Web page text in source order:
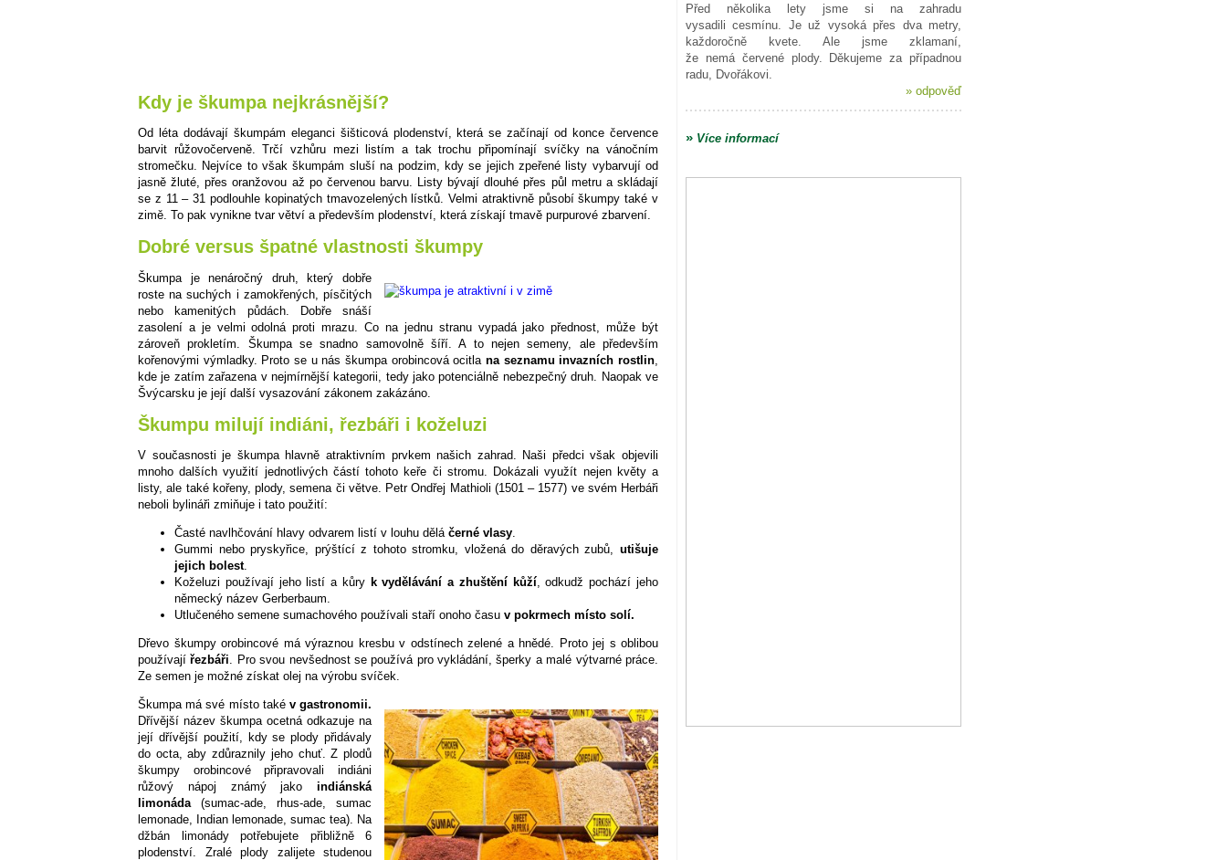
Kdy je škumpa nejkrásnější?
Od léta dodávají škumpám eleganci šišticová plodenství, která se začínají od konce července
barvit růžovočerveně. Trčí vzhůru mezi listím a tak trochu připomínají svíčky na vánočním
stromečku. Nejvíce to však škumpám sluší na podzim, kdy se jejich zpeřené listy vybarvují od
jasně žluté, přes oranžovou až po červenou barvu. Listy bývají dlouhé přes půl metru a skládají
se z 11 – 31 podlouhle kopinatých tmavozelených lístků. Velmi atraktivně působí škumpy také v
zimě. To pak vynikne tvar větví a především plodenství, která získají tmavě purpurové zbarvení.
Dobré versus špatné vlastnosti škumpy
Škumpa je nenáročný druh, který dobře
roste na suchých i zamokřených, písčitých
nebo kamenitých půdách. Dobře snáší
zasolení a je velmi odolná proti mrazu. Co na jednu stranu vypadá jako přednost, může být
zároveň prokletím. Škumpa se snadno samovolně šíří. A to nejen semeny, ale především
kořenovými výmladky. Proto se u nás škumpa orobincová ocitla na seznamu invazních rostlin
kde je zatím zařazena v nejmírnější kategorii, tedy jako potenciálně nebezpečný druh. Naopak ve
Švýcarsku je její další vysazování zákonem zakázáno.
Škumpu milují indiáni, řezbáři i koželuzi
V současnosti je škumpa hlavně atraktivním prvkem našich zahrad. Naši předci však objevili
mnoho dalších využití jednotlivých částí tohoto keře či stromu. Dokázali využít nejen květy a
listy, ale také kořeny, plody, semena či větve. Petr Ondřej Mathioli (1501 – 1577) ve svém Herbáři
neboli bylináři zmiňuje i tato použití:
Časté navlhčování hlavy odvarem listí v louhu dělá černé vlasy
Gummi nebo pryskyřice, prýštící z tohoto stromku, vložená do děravých zubů, utišuje
jejich bolest.
Koželuzi používají jeho listí a kůry k vydělávání a zhuštění kůží, odkudž pochází jeho
německý název Gerberbaum.
Utlučeného semene sumachového používali staří onoho času v pokrmech místo solí.
Dřevo škumpy orobincové má výraznou kresbu v odstínech zelené a hnědé. Proto jej s oblibou
používajířezbáři . Pro svou nevšednost se používá pro vykládání, šperky a malé výtvarné práce.
Ze semen je možné získat olej na výrobu svíček.
Škumpa má své místo také v gastronomii.
Dřívější název škumpa ocetná odkazuje na
její dřívější použití, kdy se plody přidávaly
do octa, aby zdůraznily jeho chuť. Z plodů
škumpy orobincové připravovali indiáni
růžový nápoj známý jako indiánská
limonáda (sumac-ade, rhus-ade, sumac
lemonade, Indian lemonade, sumac tea). Na
džbán limonády potřebujete přibližně 6
plodenství. Zralé plody zalijete studenou
Před několika lety jsme si na zahradu
vysadili cesmínu. Je už vysoká přes dva metry,
každoročně kvete. Ale jsme zklamaní,
že nemá červené plody. Děkujeme za případnou
radu, Dvořákovi.
» odpověď
» Více informací